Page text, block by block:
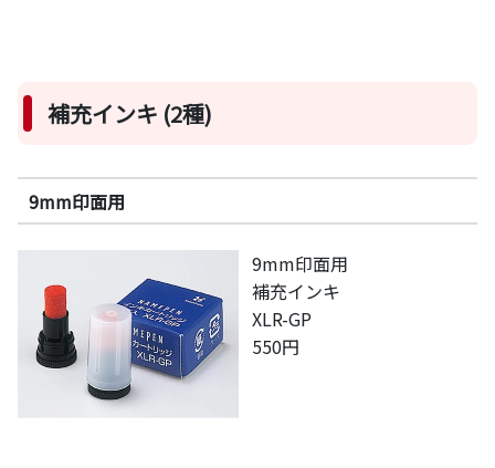
補充インキ (2種)
9mm印面用
9mm印面用
補充インキ
XLR-GP
550円